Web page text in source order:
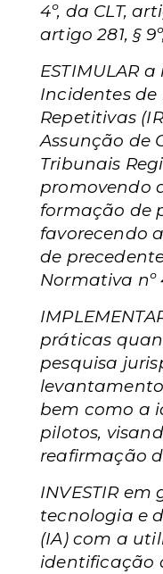
4º, da CLT,
artigo 281, §
ESTIMULAR
Incidentes de
Repetitivas
Assunção de
Tribunais
promovendo
formação de
favorecendo
de
Normativa nº
práticas
pesquisa
bem como a
pilotos,
reafirmação
INVESTIR
tecnologia e
(IA) com a
identificação